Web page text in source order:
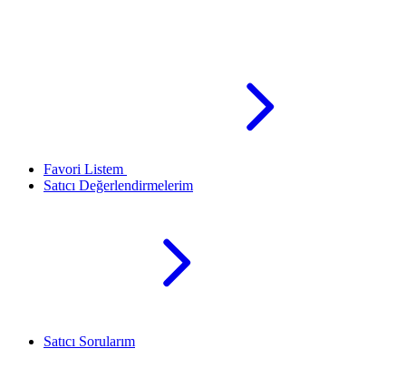
Favori Listem
Satıcı Değerlendirmelerim
Satıcı Sorularım